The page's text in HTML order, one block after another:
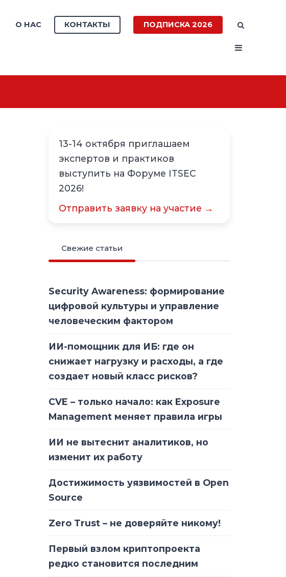
О НАС КОНТАКТЫ ПОДПИСКА 2026
13-14 октября приглашаем
экспертов и практиков
выступить на Форуме ITSEC
2026!
Отправить заявку на участие →
Свежие статьи
Security Awareness: формирование
цифровой культуры и управление
человеческим фактором
ИИ-помощник для ИБ: где он
снижает нагрузку и расходы, а где
создает новый класс рисков?
CVE – только начало: как Exposure
Management меняет правила игры
ИИ не вытеснит аналитиков, но
изменит их работу
Достижимость уязвимостей в Open
Source
Zero Trust – не доверяйте никому!
Первый взлом криптопроекта
редко становится последним